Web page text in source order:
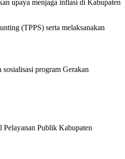
upaya menjaga inflasi di Kabupaten
(TPPS) serta melaksanakan
program Gerakan
Pelayanan Publik Kabupaten